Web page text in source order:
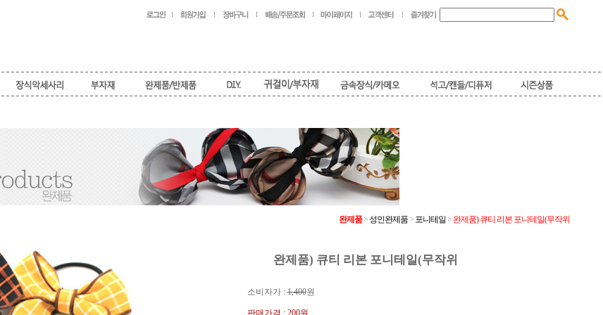
완제품>성인완제품> 포니테일 > 완제품) 큐티 리본 포니테일(무작위
완제품) 큐티 리본 포니테일(무작위
소비자가 :1,400원
판매가격 : 200원